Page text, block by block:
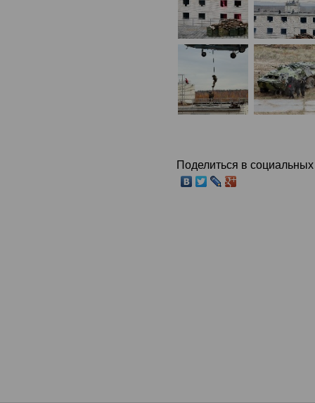
Поделиться в социальных